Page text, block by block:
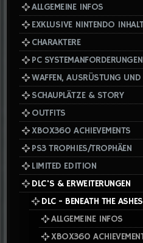
ALLGEMEINE INFOS
EXKLUSIVE NINTENDO
CHARAKTERE
PC SYSTEMANFORDERUNGEN
WAFFEN, AUSRÜSTUNG UND
SCHAUPLÄTZE & STORY
OUTFITS
XBOX360 ACHIEVEMENTS
PS3 TROPHIES/TROPHÄEN
LIMITED EDITION
DLC'S & ERWEITERUNGEN
DLC - BENEATH THE
ALLGEMEINE INFOS
XBOX360